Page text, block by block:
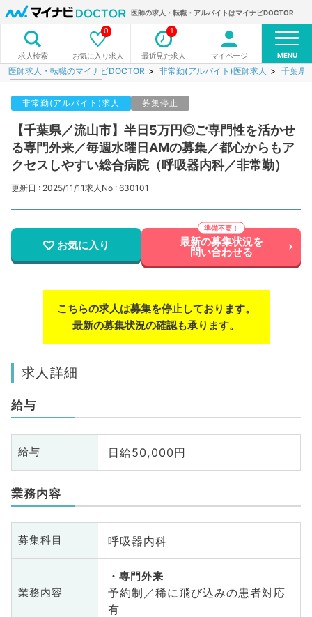
医師の求人・転職・アルバイトはマイナビDOCTOR
求人検索 お気に入り求人
0
最近見た求人
1
マイページ MENU
医師求人・転職のマイナビDOCTOR 非常勤(アルバイト)医師求人 千葉県
非常勤(アルバイト)求人 募集停止
【千葉県／流山市】半日5万円◎ご専門性を活かせ
る専門外来／毎週水曜日AMの募集／都心からもア
クセスしやすい総合病院（呼吸器内科／非常勤）
更新日 : 2025/11/11求人No : 630101
お気に入り 最新の募集状況を
問い合わせる
こちらの求人は募集を停止しております。
最新の募集状況の確認も承ります。
求人詳細
給与
給与 日給50,000円
業務内容
募集科目 呼吸器内科
業務内容
専門外来
予約制／稀に飛び込みの患者対応
有